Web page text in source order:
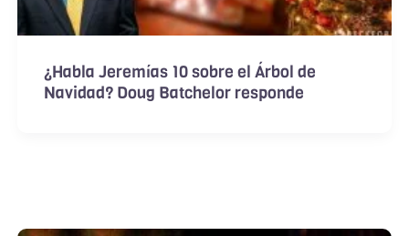
¿Habla Jeremías 10 sobre el Árbol de
Navidad? Doug Batchelor responde